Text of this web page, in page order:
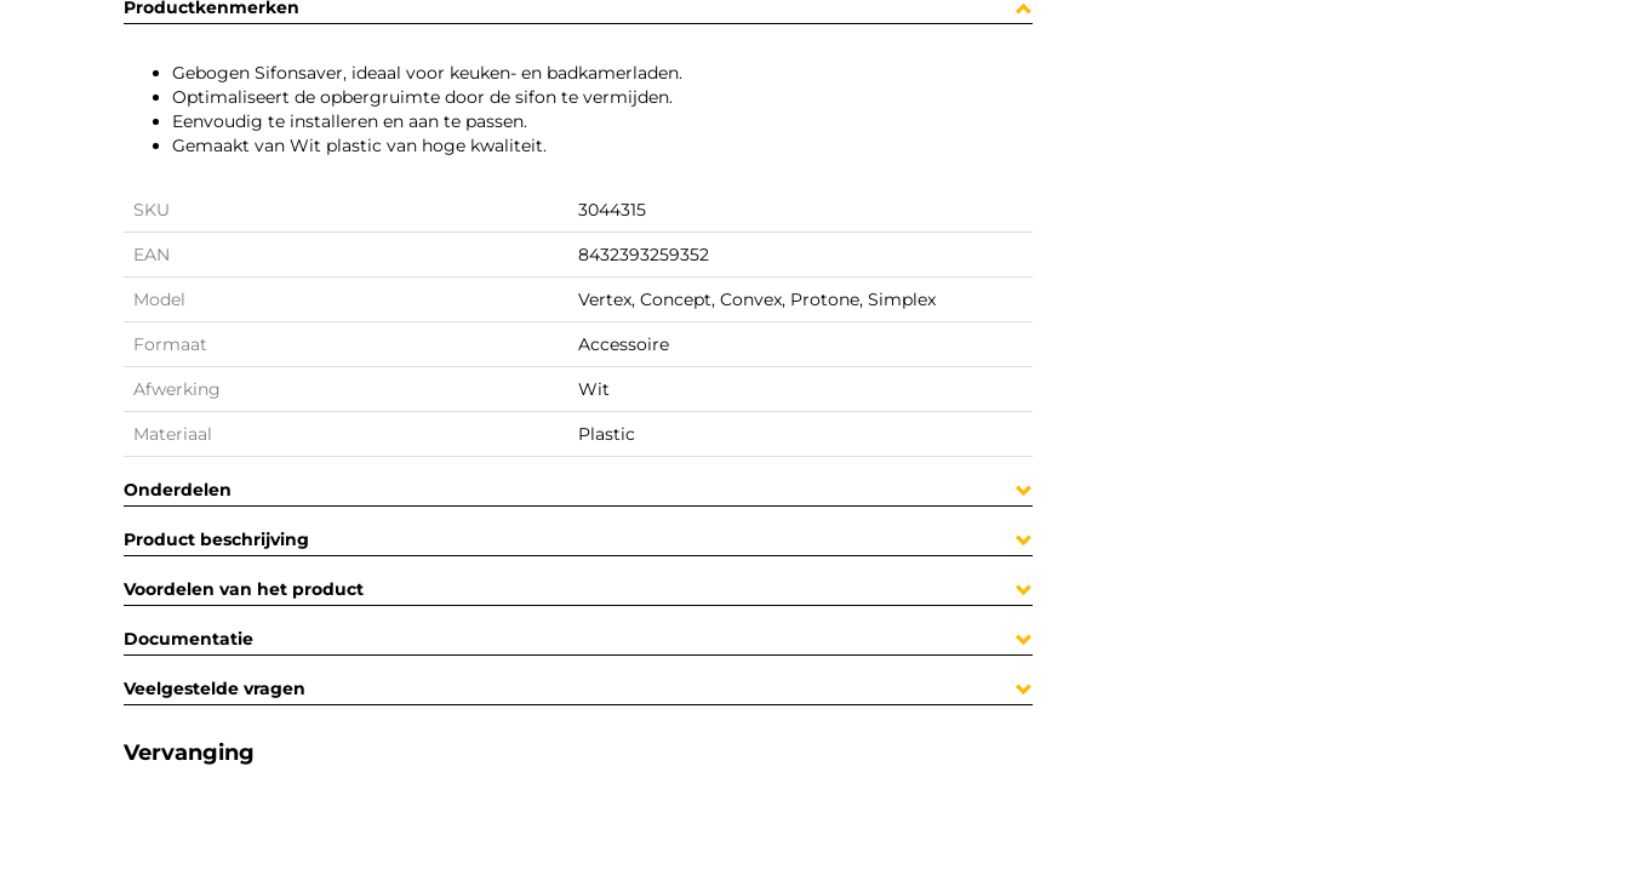
Productkenmerken
Gebogen Sifonsaver, ideaal voor keuken- en badkamerladen.
Optimaliseert de opbergruimte door de sifon te vermijden.
Eenvoudig te installeren en aan te passen.
Gemaakt van Wit plastic van hoge kwaliteit.
SKU 3044315
EAN 8432393259352
Model Vertex, Concept, Convex, Protone, Simplex
Formaat Accessoire
Afwerking Wit
Materiaal Plastic
Onderdelen
Product beschrijving
Voordelen van het product
Documentatie
Veelgestelde vragen
Vervanging